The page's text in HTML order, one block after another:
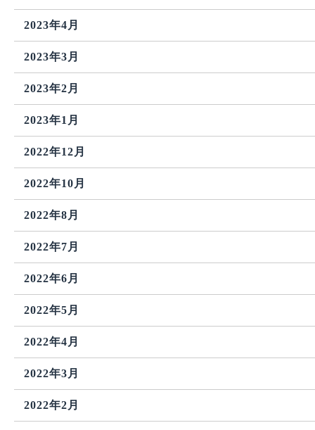
2023年4月
2023年3月
2023年2月
2023年1月
2022年12月
2022年10月
2022年8月
2022年7月
2022年6月
2022年5月
2022年4月
2022年3月
2022年2月